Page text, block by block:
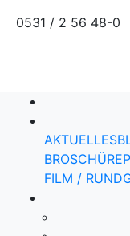
0531 / 2 56 48-0
AKTUELLES
BROSCHÜRE
FILM /